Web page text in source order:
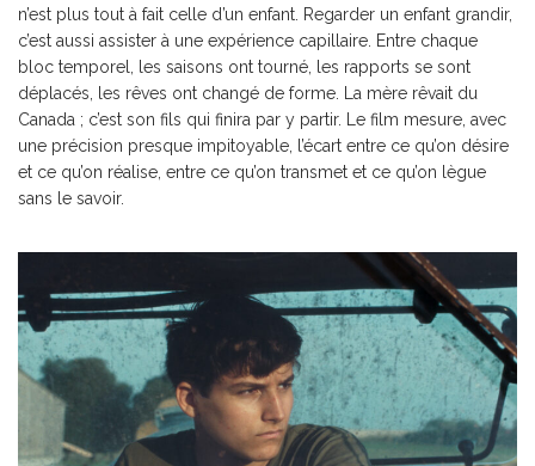
n’est plus tout à fait celle d’un enfant. Regarder un enfant grandir,
c’est aussi assister à une expérience capillaire. Entre chaque
bloc temporel, les saisons ont tourné, les rapports se sont
déplacés, les rêves ont changé de forme. La mère rêvait du
Canada ; c’est son fils qui finira par y partir. Le film mesure, avec
une précision presque impitoyable, l’écart entre ce qu’on désire
et ce qu’on réalise, entre ce qu’on transmet et ce qu’on lègue
sans le savoir.